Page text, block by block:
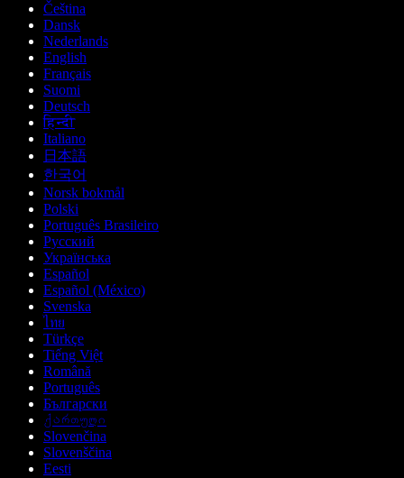
Čeština
Dansk
Nederlands
English
Français
Suomi
Deutsch
हिन्दी
Italiano
日本語
한국어
Norsk bokmål
Polski
Português Brasileiro
Русский
Українська
Español
Español (México)
Svenska
ไทย
Türkçe
Tiếng Việt
Română
Português
Български
ქართული
Slovenčina
Slovenščina
Eesti